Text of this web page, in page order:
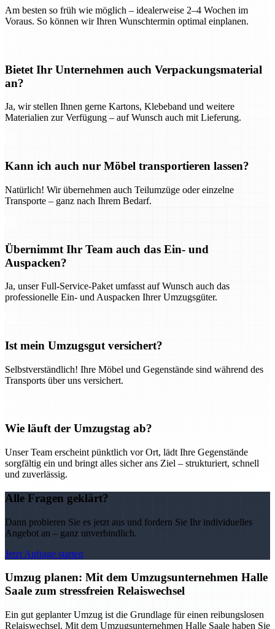
Am besten so früh wie möglich – idealerweise 2–4 Wochen im
Voraus. So können wir Ihren Wunschtermin optimal einplanen.
Bietet Ihr Unternehmen auch Verpackungsmaterial
an?
Ja, wir stellen Ihnen gerne Kartons, Klebeband und weitere
Materialien zur Verfügung – auf Wunsch auch mit Lieferung.
Kann ich auch nur Möbel transportieren lassen?
Natürlich! Wir übernehmen auch Teilumzüge oder einzelne
Transporte – ganz nach Ihrem Bedarf.
Übernimmt Ihr Team auch das Ein- und
Auspacken?
Ja, unser Full-Service-Paket umfasst auf Wunsch auch das
professionelle Ein- und Auspacken Ihrer Umzugsgüter.
Ist mein Umzugsgut versichert?
Selbstverständlich! Ihre Möbel und Gegenstände sind während des
Transports über uns versichert.
Wie läuft der Umzugstag ab?
Unser Team erscheint pünktlich vor Ort, lädt Ihre Gegenstände
sorgfältig ein und bringt alles sicher ans Ziel – strukturiert, schnell
und zuverlässig.
Alle Fragen geklärt?
Dann probieren Sie es jetzt aus und fordern Sie Ihr individuelles
Angebot an – ganz unverbindlich.
Jetzt Anfrage starten
Umzug planen: Mit dem Umzugsunternehmen Halle
Saale zum stressfreien Relaiswechsel
Ein gut geplanter Umzug ist die Grundlage für einen reibungslosen
Relaiswechsel. Mit dem Umzugsunternehmen Halle Saale haben Sie